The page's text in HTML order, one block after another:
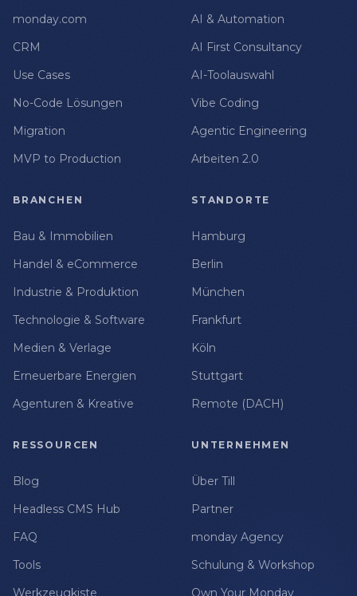
monday.com
CRM
Use Cases
No-Code Lösungen
Migration
MVP to Production
AI & Automation
AI First Consultancy
AI-Toolauswahl
Vibe Coding
Agentic Engineering
Arbeiten 2.0
BRANCHEN
Bau & Immobilien
Handel & eCommerce
Industrie & Produktion
Technologie & Software
Medien & Verlage
Erneuerbare Energien
Agenturen & Kreative
STANDORTE
Hamburg
Berlin
München
Frankfurt
Köln
Stuttgart
Remote (DACH)
RESSOURCEN
Blog
Headless CMS Hub
FAQ
Tools
Werkzeugkiste
UNTERNEHMEN
Über Till
Partner
monday Agency
Schulung & Workshop
Own Your Monday